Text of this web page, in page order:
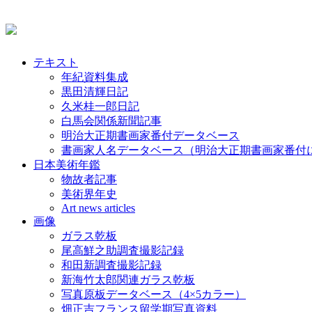
テキスト
年紀資料集成
黒田清輝日記
久米桂一郎日記
白馬会関係新聞記事
明治大正期書画家番付データベース
書画家人名データベース（明治大正期書画家番付
日本美術年鑑
物故者記事
美術界年史
Art news articles
画像
ガラス乾板
尾高鮮之助調査撮影記録
和田新調査撮影記録
新海竹太郎関連ガラス乾板
写真原板データベース（4×5カラー）
畑正吉フランス留学期写真資料